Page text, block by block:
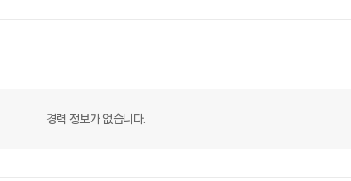
경력 정보가 없습니다.